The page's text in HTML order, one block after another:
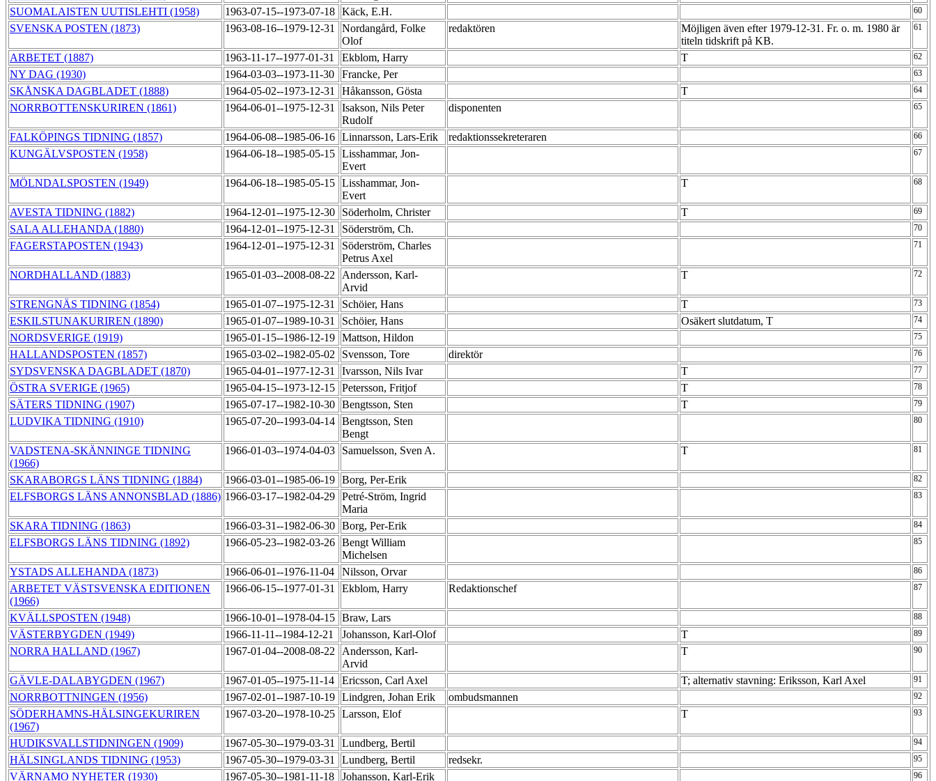
SUOMALAISTEN UUTISLEHTI (1958) 1963-07-15--1973-07-18 Käck, E.H. 60
SVENSKA POSTEN (1873) 1963-08-16--1979-12-31
Nordangård, Folke
Olof
redaktören
Möjligen även efter 1979-12-31. Fr. o. m. 1980 är
titeln tidskrift på KB.
61
ARBETET (1887) 1963-11-17--1977-01-31 Ekblom, Harry T 62
NY DAG (1930) 1964-03-03--1973-11-30 Francke, Per 63
SKÅNSKA DAGBLADET (1888) 1964-05-02--1973-12-31 Håkansson, Gösta T 64
NORRBOTTENSKURIREN (1861) 1964-06-01--1975-12-31
Isakson, Nils Peter
Rudolf
disponenten 65
FALKÖPINGS TIDNING (1857) 1964-06-08--1985-06-16 Linnarsson, Lars-Erik redaktionssekreteraren 66
KUNGÄLVSPOSTEN (1958) 1964-06-18--1985-05-15 Lisshammar, Jon-
Evert
67
MÖLNDALSPOSTEN (1949) 1964-06-18--1985-05-15 Lisshammar, Jon-
Evert
T 68
AVESTA TIDNING (1882) 1964-12-01--1975-12-30 Söderholm, Christer T 69
SALA ALLEHANDA (1880) 1964-12-01--1975-12-31 Söderström, Ch. 70
FAGERSTAPOSTEN (1943) 1964-12-01--1975-12-31
Söderström, Charles
Petrus Axel
71
NORDHALLAND (1883) 1965-01-03--2008-08-22
Andersson, Karl-
Arvid
T 72
STRENGNÄS TIDNING (1854) 1965-01-07--1975-12-31 Schöier, Hans T 73
ESKILSTUNAKURIREN (1890) 1965-01-07--1989-10-31 Schöier, Hans Osäkert slutdatum, T 74
NORDSVERIGE (1919) 1965-01-15--1986-12-19 Mattson, Hildon 75
HALLANDSPOSTEN (1857) 1965-03-02--1982-05-02 Svensson, Tore direktör 76
SYDSVENSKA DAGBLADET (1870) 1965-04-01--1977-12-31 Ivarsson, Nils Ivar T 77
ÖSTRA SVERIGE (1965) 1965-04-15--1973-12-15 Petersson, Fritjof T 78
SÄTERS TIDNING (1907) 1965-07-17--1982-10-30 Bengtsson, Sten T 79
LUDVIKA TIDNING (1910) 1965-07-20--1993-04-14 Bengtsson, Sten
Bengt
80
VADSTENA-SKÄNNINGE TIDNING
(1966)
1966-01-03--1974-04-03 Samuelsson, Sven A. T 81
SKARABORGS LÄNS TIDNING (1884) 1966-03-01--1985-06-19 Borg, Per-Erik 82
ELFSBORGS LÄNS ANNONSBLAD (1886) 1966-03-17--1982-04-29 Petré-Ström, Ingrid
Maria
83
SKARA TIDNING (1863) 1966-03-31--1982-06-30 Borg, Per-Erik 84
ELFSBORGS LÄNS TIDNING (1892) 1966-05-23--1982-03-26 Bengt William
Michelsen
85
YSTADS ALLEHANDA (1873) 1966-06-01--1976-11-04 Nilsson, Orvar 86
ARBETET VÄSTSVENSKA EDITIONEN
(1966)
1966-06-15--1977-01-31 Ekblom, Harry Redaktionschef 87
KVÄLLSPOSTEN (1948) 1966-10-01--1978-04-15 Braw, Lars 88
VÄSTERBYGDEN (1949) 1966-11-11--1984-12-21 Johansson, Karl-Olof T 89
NORRA HALLAND (1967) 1967-01-04--2008-08-22
Andersson, Karl-
Arvid
T 90
GÄVLE-DALABYGDEN (1967) 1967-01-05--1975-11-14 Ericsson, Carl Axel T; alternativ stavning: Eriksson, Karl Axel 91
NORRBOTTNINGEN (1956) 1967-02-01--1987-10-19 Lindgren, Johan Erik ombudsmannen 92
SÖDERHAMNS-HÄLSINGEKURIREN
(1967)
1967-03-20--1978-10-25 Larsson, Elof T 93
HUDIKSVALLSTIDNINGEN (1909) 1967-05-30--1979-03-31 Lundberg, Bertil 94
HÄLSINGLANDS TIDNING (1953) 1967-05-30--1979-03-31 Lundberg, Bertil redsekr. 95
VÄRNAMO NYHETER (1930) 1967-05-30--1981-11-18 Johansson, Karl-Erik 96